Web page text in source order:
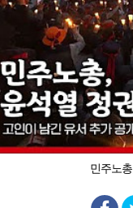
민주노